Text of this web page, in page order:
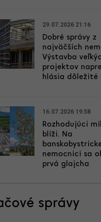
29.07.2026 21:16
Dobré správy z
najväčších
Výstavba
projektov
hlásia dôležité
16.07.2026 19:58
Rozhodujúci
blíži. Na
nemocnici sa
prvá glajcha
správy